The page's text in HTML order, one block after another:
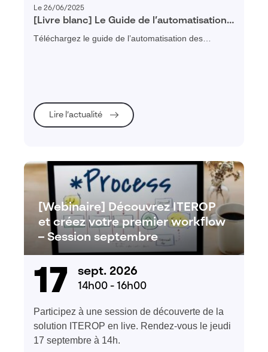
Le 26/06/2025
[Livre blanc] Le Guide de l’automatisation
des processus (BPM)
Téléchargez le guide de l’automatisation des
Lire l’actualité
[Webinaire] Découvrez ITEROP
et créez votre premier workflow
– Session septembre
17 sept. 2026
14h00 - 16h00
Participez à une session de découverte de la
solution ITEROP en live. Rendez-vous le jeudi
17 septembre à 14h.